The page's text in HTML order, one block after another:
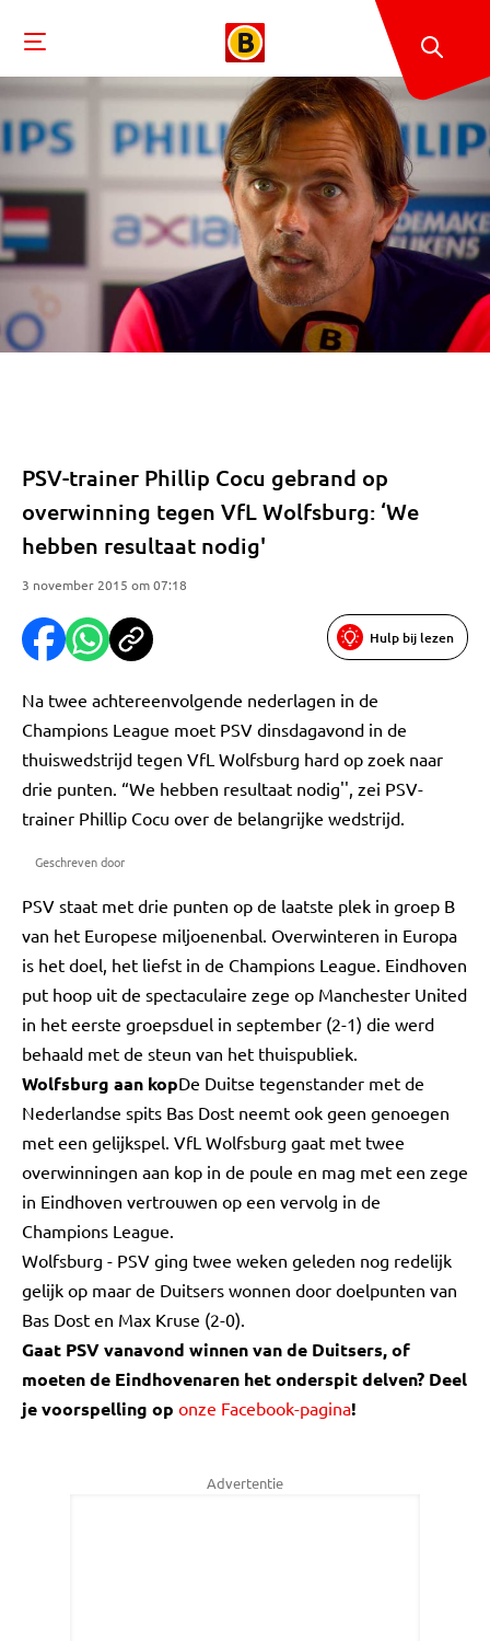
PSV-trainer Phillip Cocu gebrand op
overwinning tegen VfL Wolfsburg: ‘We
hebben resultaat nodig'
3 november 2015 om 07:18
Hulp bij lezen
Na twee achtereenvolgende nederlagen in de
Champions League moet PSV dinsdagavond in de
thuiswedstrijd tegen VfL Wolfsburg hard op zoek naar
drie punten. “We hebben resultaat nodig'', zei PSV-
trainer Phillip Cocu over de belangrijke wedstrijd.
Geschreven door
PSV staat met drie punten op de laatste plek in groep B
van het Europese miljoenenbal. Overwinteren in Europa
is het doel, het liefst in de Champions League. Eindhoven
put hoop uit de spectaculaire zege op Manchester United
in het eerste groepsduel in september (2-1) die werd
behaald met de steun van het thuispubliek.
Wolfsburg aan kopDe Duitse tegenstander met de
Nederlandse spits Bas Dost neemt ook geen genoegen
met een gelijkspel. VfL Wolfsburg gaat met twee
overwinningen aan kop in de poule en mag met een zege
in Eindhoven vertrouwen op een vervolg in de
Champions League.
Wolfsburg - PSV ging twee weken geleden nog redelijk
gelijk op maar de Duitsers wonnen door doelpunten van
Bas Dost en Max Kruse (2-0).
Gaat PSV vanavond winnen van de Duitsers, of
moeten de Eindhovenaren het onderspit delven? Deel
je voorspelling op onze Facebook-pagina!
Advertentie